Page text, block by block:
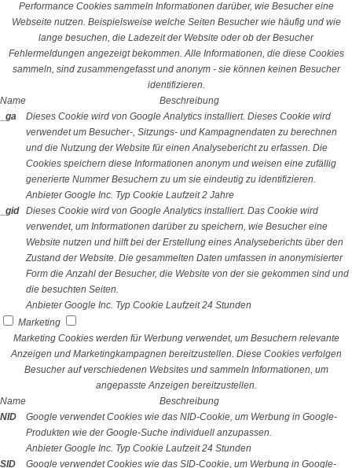
Performance Cookies sammeln Informationen darüber, wie Besucher eine
Webseite nutzen. Beispielsweise welche Seiten Besucher wie häufig und wie
lange besuchen, die Ladezeit der Website oder ob der Besucher
Fehlermeldungen angezeigt bekommen. Alle Informationen, die diese Cookies
sammeln, sind zusammengefasst und anonym - sie können keinen Besucher
identifizieren.
Name
Beschreibung
_ga
Dieses Cookie wird von Google Analytics installiert. Dieses Cookie wird
verwendet um Besucher-, Sitzungs- und Kampagnendaten zu berechnen
und die Nutzung der Website für einen Analysebericht zu erfassen. Die
Cookies speichern diese Informationen anonym und weisen eine zufällig
generierte Nummer Besuchern zu um sie eindeutig zu identifizieren.
Anbieter Google Inc. Typ Cookie Laufzeit 2 Jahre
_gid
Dieses Cookie wird von Google Analytics installiert. Das Cookie wird
verwendet, um Informationen darüber zu speichern, wie Besucher eine
Website nutzen und hilft bei der Erstellung eines Analyseberichts über den
Zustand der Website. Die gesammelten Daten umfassen in anonymisierter
Form die Anzahl der Besucher, die Website von der sie gekommen sind und
die besuchten Seiten.
Anbieter Google Inc. Typ Cookie Laufzeit 24 Stunden
Marketing
Marketing Cookies werden für Werbung verwendet, um Besuchern relevante
Anzeigen und Marketingkampagnen bereitzustellen. Diese Cookies verfolgen
Besucher auf verschiedenen Websites und sammeln Informationen, um
angepasste Anzeigen bereitzustellen.
Name
Beschreibung
NID
Google verwendet Cookies wie das NID-Cookie, um Werbung in Google-
Produkten wie der Google-Suche individuell anzupassen.
Anbieter Google Inc. Typ Cookie Laufzeit 24 Stunden
SID
Google verwendet Cookies wie das SID-Cookie, um Werbung in Google-